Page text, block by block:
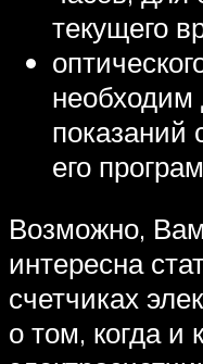
текущего
необходим
показаний
его
Возможно,
интересна
счетчиках
о том, когда и